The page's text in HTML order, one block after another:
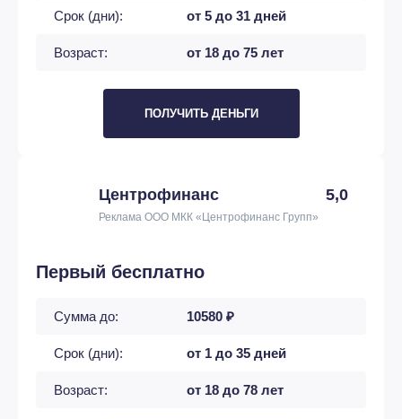
Срок (дни): от 5 до 31 дней
Возраст: от 18 до 75 лет
ПОЛУЧИТЬ ДЕНЬГИ
Центрофинанс 5,0
Реклама ООО МКК «Центрофинанс Групп»
Первый бесплатно
Сумма до: 10580 ₽
Срок (дни): от 1 до 35 дней
Возраст: от 18 до 78 лет